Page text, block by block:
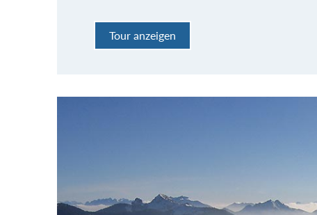
Tour anzeigen